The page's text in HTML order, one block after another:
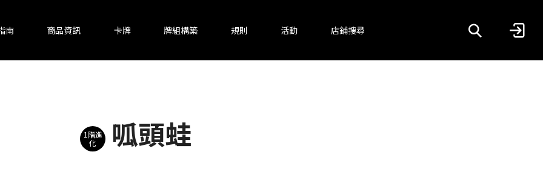
南 商品資訊 卡牌 牌組構築 規則 活動 店鋪搜尋
1階進
化
呱頭蛙